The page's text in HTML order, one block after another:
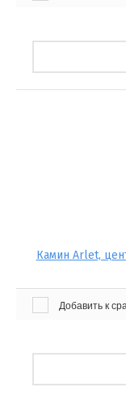
Камин Arlet,
Добавить к